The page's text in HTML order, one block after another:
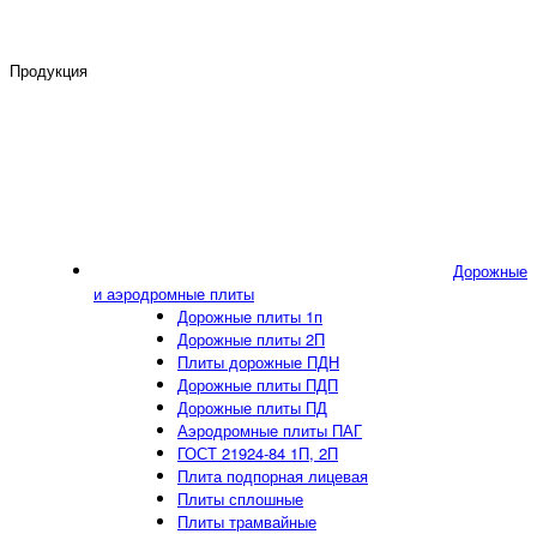
Продукция
Дорожные
и аэродромные плиты
Дорожные плиты 1п
Дорожные плиты 2П
Плиты дорожные ПДН
Дорожные плиты ПДП
Дорожные плиты ПД
Аэродромные плиты ПАГ
ГОСТ 21924-84 1П, 2П
Плита подпорная лицевая
Плиты сплошные
Плиты трамвайные